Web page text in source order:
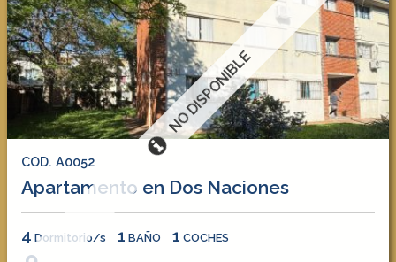
NO DISPONIBLE
COD. A0052
Apartamento en Dos Naciones
4 Dormitorio/s 1 BAÑO 1 COCHES